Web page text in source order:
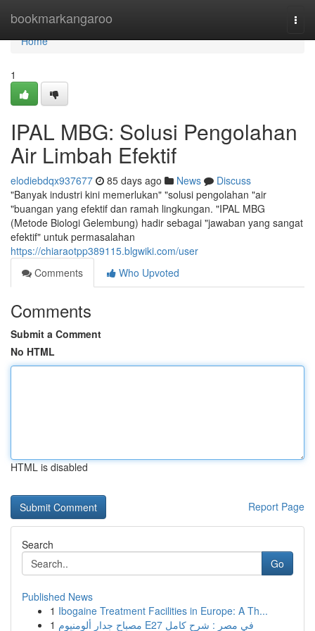
bookmarkangaroo
Home
Home
1
IPAL MBG: Solusi Pengolahan
Air Limbah Efektif
elodiebdqx937677 85 days ago News
Discuss
"Banyak industri kini memerlukan" "solusi pengolahan "air
"buangan yang efektif dan ramah lingkungan. "IPAL MBG
(Metode Biologi Gelembung) hadir sebagai "jawaban yang sangat
efektif" untuk permasalahan
https://chiaraotpp389115.blgwiki.com/user
Comments
Who Upvoted
Comments
Submit a Comment
No HTML
HTML is disabled
Report Page
Search
Go
Published News
1 Ibogaine Treatment Facilities in Europe: A Th...
1
مصباح جدار ألومنيوم E27 في مصر : شرح كامل